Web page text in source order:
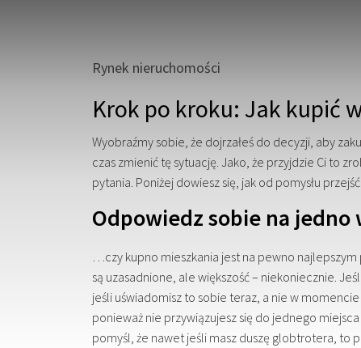
Rynek nieruchomości
Krok po kroku: Jak kupić
Wyobraźmy sobie, że dojrzałeś do decyzji, aby
czas zmienić tę sytuację. Jako, że przyjdzie Ci to
pytania. Poniżej dowiesz się, jak od pomysłu
Odpowiedz sobie na
…czy kupno mieszkania jest na pewno
są uzasadnione, ale większość – niekoniecznie.
jeśli uświadomisz to sobie teraz, a nie w
ponieważ nie przywiązujesz się do jednego
pomyśl, że nawet jeśli masz duszę globtrotera, to